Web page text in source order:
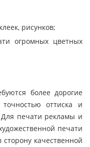
рисунков;
огромных цветных
более дорогие
оттиска и
печати рекламы и
печати
качественной